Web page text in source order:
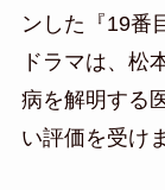
ンした『19番
ドラマは、松
病を解明する
い評価を受け